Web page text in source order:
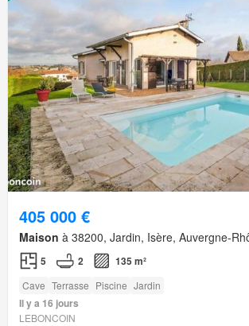
405 000 €
Maison à 38200, Jardin, Isère, Auvergne-
5 2 135 m²
Cave Terrasse Piscine Jardin
Il y a 16 jours
LEBONCOIN